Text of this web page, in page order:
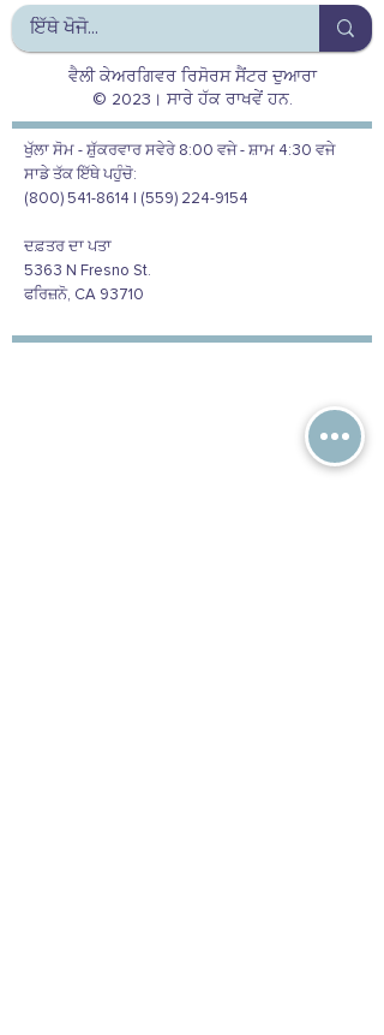
ਵੈਲੀ ਕੇਅਰਗਿਵਰ ਰਿਸੋਰਸ ਸੈਂਟਰ ਦੁਆਰਾ
© 2023। ਸਾਰੇ ਹੱਕ ਰਾਖਵੇਂ ਹਨ.
ਖੁੱਲਾ ਸੋਮ - ਸ਼ੁੱਕਰਵਾਰ ਸਵੇਰੇ 8:00 ਵਜੇ - ਸ਼ਾਮ 4:30 ਵਜੇ
ਸਾਡੇ ਤੱਕ ਇੱਥੇ ਪਹੁੰਚੋ:
(800) 541-8614 | (559) 224-9154
ਦਫ਼ਤਰ ਦਾ ਪਤਾ
5363 N Fresno St.
ਫਰਿਜ਼ਨੋ, CA 93710